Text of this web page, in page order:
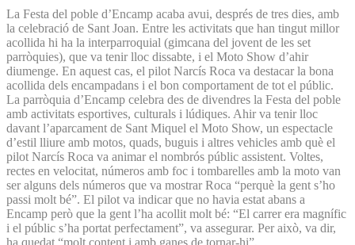
La Festa del poble d’Encamp acaba avui, després de tres dies, amb
la celebració de Sant Joan. Entre les activitats que han tingut millor
acollida hi ha la interparroquial (gimcana del jovent de les set
parròquies), que va tenir lloc dissabte, i el Moto Show d’ahir
diumenge. En aquest cas, el pilot Narcís Roca va destacar la bona
acollida dels encampadans i el bon comportament de tot el públic.
La parròquia d’Encamp celebra des de divendres la Festa del poble
amb activitats esportives, culturals i lúdiques. Ahir va tenir lloc
davant l’aparcament de Sant Miquel el Moto Show, un espectacle
d’estil lliure amb motos, quads, buguis i altres vehicles amb què el
pilot Narcís Roca va animar el nombrós públic assistent. Voltes,
rectes en velocitat, números amb foc i tombarelles amb la moto van
ser alguns dels números que va mostrar Roca “perquè la gent s’ho
passi molt bé”. El pilot va indicar que no havia estat abans a
Encamp però que la gent l’ha acollit molt bé: “El carrer era magnífic
i el públic s’ha portat perfectament”, va assegurar. Per això, va dir,
ha quedat “molt content i amb ganes de tornar-hi”.